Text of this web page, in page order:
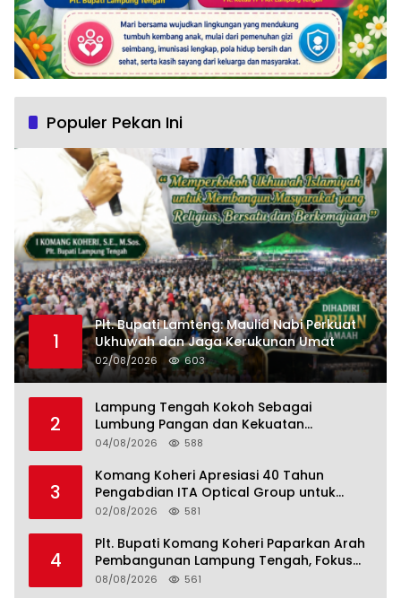
Populer Pekan Ini
1
Plt. Bupati Lamteng: Maulid Nabi Perkuat
Ukhuwah dan Jaga Kerukunan Umat
02/08/2026 603
2
Lampung Tengah Kokoh Sebagai
Lumbung Pangan dan Kekuatan
Perkebunan Lampung, Komang Koheri:
Menuju Indonesia Emas 2045
04/08/2026 588
3
Komang Koheri Apresiasi 40 Tahun
Pengabdian ITA Optical Group untuk
Kesehatan Mata Masyarakat Lamteng
02/08/2026 581
4
Plt. Bupati Komang Koheri Paparkan Arah
Pembangunan Lampung Tengah, Fokus
pada SDM, Ekonomi, Infrastruktur dan
08/08/2026 561